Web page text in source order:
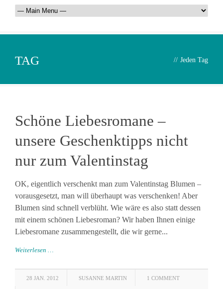
TAG // Jeden Tag
Schöne Liebesromane –
unsere Geschenktipps nicht
nur zum Valentinstag
OK, eigentlich verschenkt man zum Valentinstag Blumen –
vorausgesetzt, man will überhaupt was verschenken! Aber
Blumen sind schnell verblüht. Wie wäre es also statt dessen
mit einem schönen Liebesroman? Wir haben Ihnen einige
Liebesromane zusammengestellt, die wir gerne...
Weiterlesen …
28 JAN. 2012 SUSANNE MARTIN 1 COMMENT